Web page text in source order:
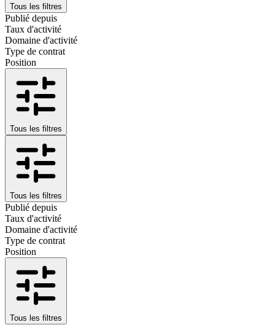
Tous les filtres
Publié depuis
Taux d'activité
Domaine d'activité
Type de contrat
Position
Tous les filtres
Tous les filtres
Publié depuis
Taux d'activité
Domaine d'activité
Type de contrat
Position
Tous les filtres